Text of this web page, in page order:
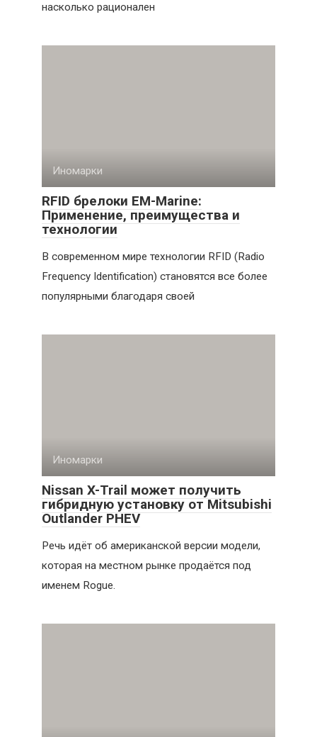
насколько рационален
Иномарки
RFID брелоки EM-Marine:
Применение, преимущества и
технологии
В современном мире технологии RFID (Radio
Frequency Identification) становятся все более
популярными благодаря своей
Иномарки
Nissan X-Trail может получить
гибридную установку от Mitsubishi
Outlander PHEV
Речь идёт об американской версии модели,
которая на местном рынке продаётся под
именем Rogue.